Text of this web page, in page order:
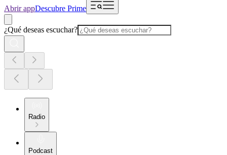
Abrir appDescubre Prime
¿Qué deseas escuchar?
Radio
Podcast